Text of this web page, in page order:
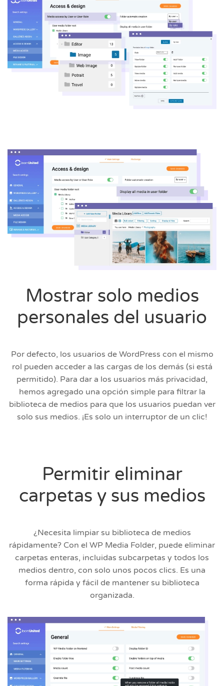
Mostrar solo medios
personales del usuario
Por defecto, los usuarios de WordPress con el mismo
rol pueden acceder a las cargas de los demás (si está
permitido). Para dar a los usuarios más privacidad,
hemos agregado una opción simple para filtrar la
biblioteca de medios para que los usuarios puedan ver
solo sus medios. ¡Es solo un interruptor de un clic!
Permitir eliminar
carpetas y sus medios
¿Necesita limpiar su biblioteca de medios
rápidamente? Con el WP Media Folder, puede eliminar
carpetas enteras, incluidas subcarpetas y todos los
medios dentro, con solo unos pocos clics. Es una
forma rápida y fácil de mantener su biblioteca
organizada.